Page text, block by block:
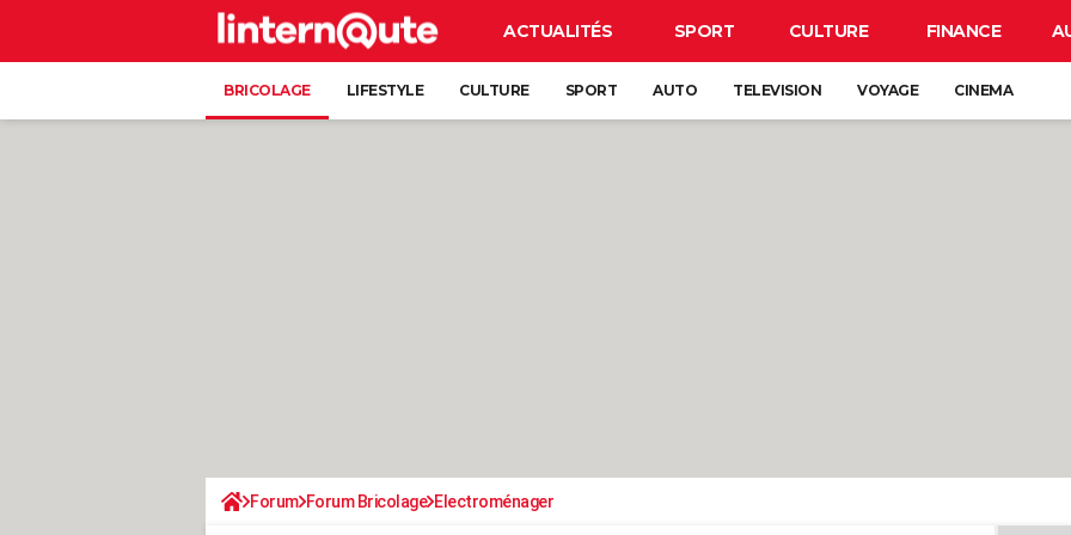
ACTUALITÉS SPORT CULTURE FINANCE
BRICOLAGE LIFESTYLE CULTURE SPORT AUTO TELEVISION VOYAGE CINEMA
Forum Forum Bricolage Electroménager